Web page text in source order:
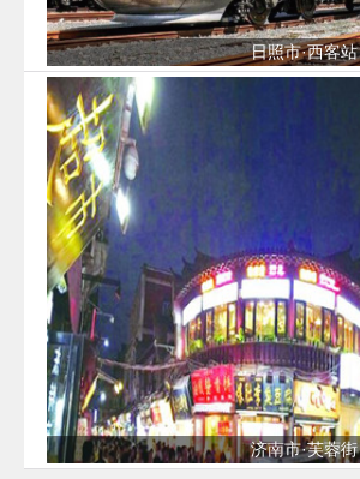
日照市·西客站
济南市·芙蓉街